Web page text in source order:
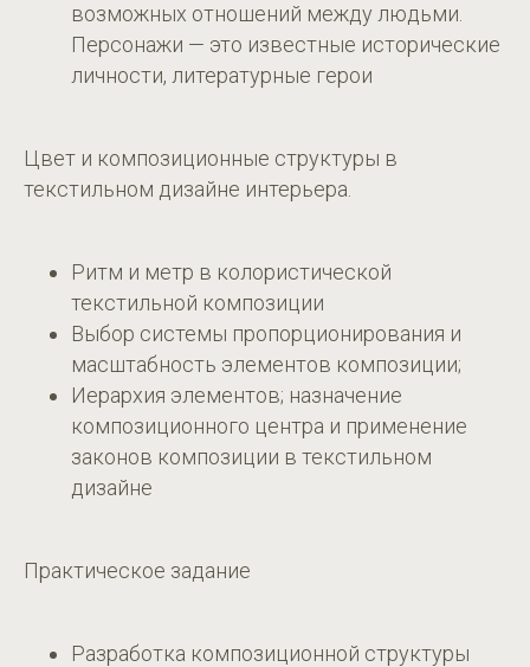
возможных отношений между людьми.
Персонажи — это известные исторические
личности, литературные герои
Цвет и композиционные структуры в
текстильном дизайне интерьера.
Ритм и метр в колористической
текстильной композиции
Выбор системы пропорционирования и
масштабность элементов композиции;
Иерархия элементов; назначение
композиционного центра и применение
законов композиции в текстильном
дизайне
Практическое задание
Разработка композиционной структуры